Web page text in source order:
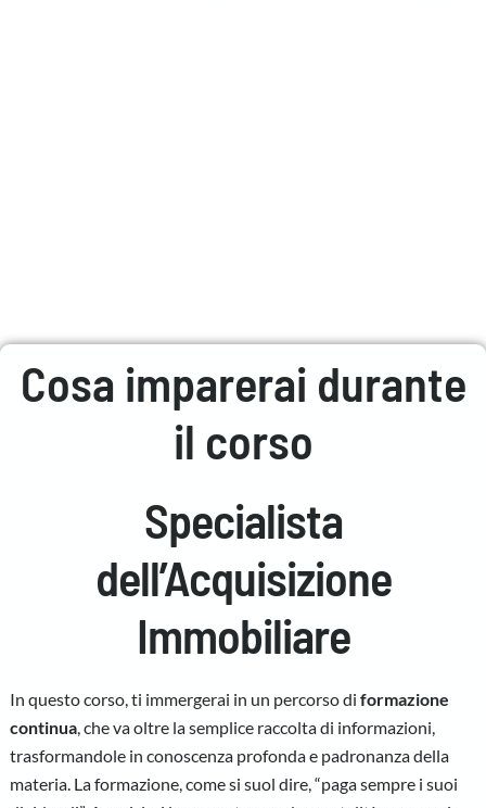
Cosa imparerai durante
il corso
Specialista
dell’Acquisizione
Immobiliare
In questo corso, ti immergerai in un percorso di formazione
continua, che va oltre la semplice raccolta di informazioni,
trasformandole in conoscenza profonda e padronanza della
materia. La formazione, come si suol dire, “paga sempre i suoi